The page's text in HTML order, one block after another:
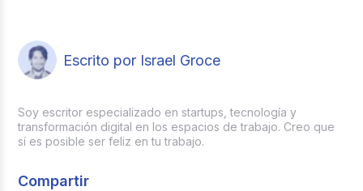
Escrito por Israel Groce
Soy escritor especializado en startups, tecnología y
transformación digital en los espacios de trabajo. Creo que
sí es posible ser feliz en tu trabajo.
Compartir